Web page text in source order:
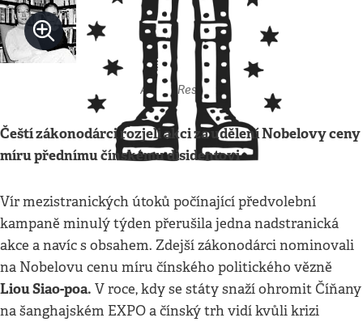
Autor: Respekt
Čeští zákonodárci rozjeli akci za udělení Nobelovy ceny
míru přednímu čínskému disidentovi
Vír mezistranických útoků počínající předvolební
kampaně minulý týden přerušila jedna nadstranická
akce a navíc s obsahem. Zdejší zákonodárci nominovali
na Nobelovu cenu míru čínského politického vězně
Liou Siao-poa. V roce, kdy se státy snaží ohromit Číňany
na šanghajském EXPO a čínský trh vidí kvůli krizi